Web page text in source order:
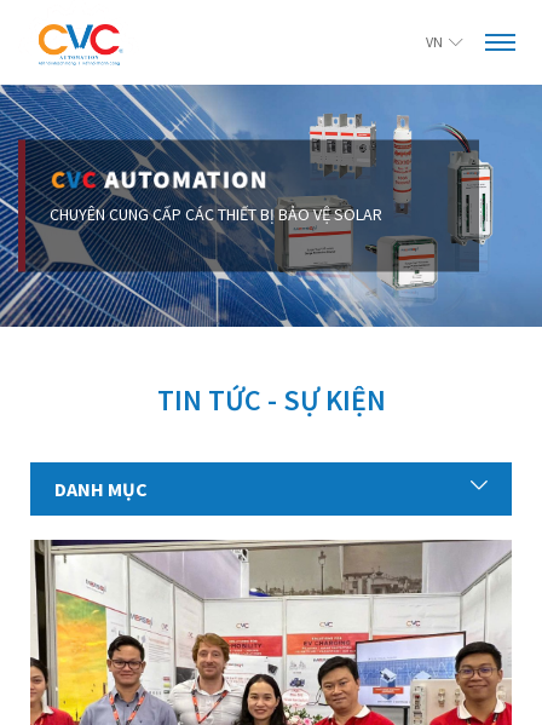
VN
TIN TỨC - SỰ KIỆN
DANH MỤC